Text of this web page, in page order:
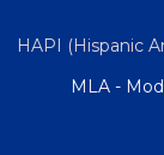
HAPI (Hispanic
MLA -